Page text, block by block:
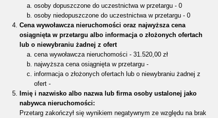
osoby dopuszczone do uczestnictwa w przetargu - 0
osoby niedopuszczone do uczestnictwa w przetargu - 0
Cena wywoławcza nieruchomości oraz najwyższa cena
osiągnięta w przetargu albo informacja o złożonych ofertach
lub o niewybraniu żadnej z ofert
cena wywoławcza nieruchomości - 31.520,00 zł
najwyższa cena osiągnięta w przetargu -
informacja o złożonych ofertach lub o niewybraniu żadnej z
ofert -
Imię i nazwisko albo nazwa lub firma osoby ustalonej jako
nabywca nieruchomości:
Przetarg zakończył się wynikiem negatywnym ze względu na brak